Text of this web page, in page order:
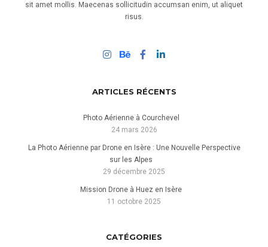
sit amet mollis. Maecenas sollicitudin accumsan enim, ut aliquet
risus.
ARTICLES RÉCENTS
Photo Aérienne à Courchevel
24 mars 2026
La Photo Aérienne par Drone en Isère : Une Nouvelle Perspective
sur les Alpes
29 décembre 2025
Mission Drone à Huez en Isère
11 octobre 2025
CATÉGORIES